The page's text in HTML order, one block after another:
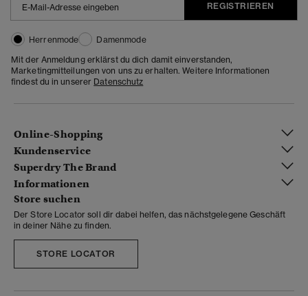
REGISTRIEREN
Herrenmode
Damenmode
Mit der Anmeldung erklärst du dich damit einverstanden,
Marketingmitteilungen von uns zu erhalten. Weitere Informationen
findest du in unserer Datenschutz
Online-Shopping
Kundenservice
Superdry The Brand
Informationen
Store suchen
Der Store Locator soll dir dabei helfen, das nächstgelegene Geschäft
in deiner Nähe zu finden.
STORE LOCATOR